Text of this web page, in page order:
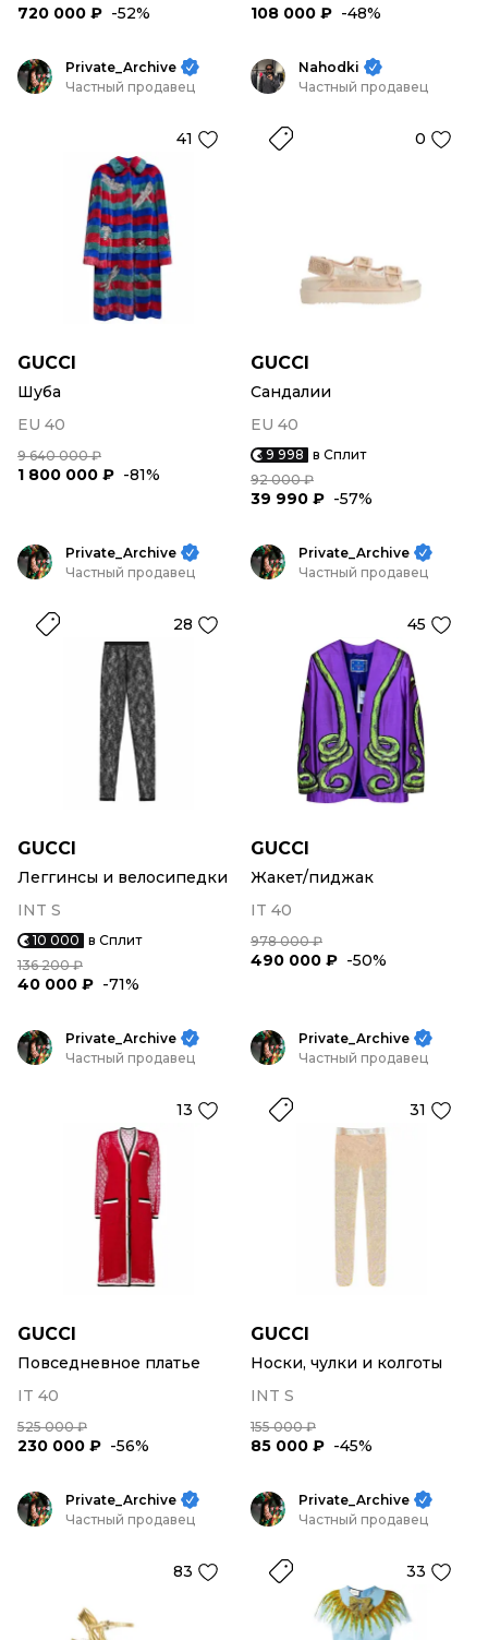
720 000 ₽ -52% 108 000 ₽ -48%
Private_Archive
Частный продавец
41
GUCCI
Шуба
EU 40
9 640 000 ₽
1 800 000 ₽ -81%
Nahodki
Частный продавец
0
GUCCI
Сандалии
EU 40
9 998 в Сплит
92 000 ₽
39 990 ₽ -57%
Private_Archive
Частный продавец
28
GUCCI
Леггинсы и велосипедки
INT S
10 000 в Сплит
136 200 ₽
40 000 ₽ -71%
Private_Archive
Частный продавец
45
GUCCI
Жакет/пиджак
IT 40
978 000 ₽
490 000 ₽ -50%
Private_Archive
Частный продавец
13
GUCCI
Повседневное платье
IT 40
525 000 ₽
230 000 ₽ -56%
Private_Archive
Частный продавец
31
GUCCI
Носки, чулки и колготы
INT S
155 000 ₽
85 000 ₽ -45%
Private_Archive
Частный продавец
83
Private_Archive
Частный продавец
33